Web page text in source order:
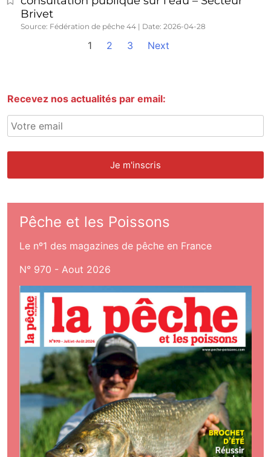
Brivet
Source: Fédération de pêche 44 Date: 2026-04-28
1 2 3 Next
Recevez nos actualités par email:
Pêche et les Poissons
Le nº1 des magazines de pêche en France
N° 970 - Aout 2026